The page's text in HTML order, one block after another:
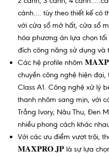
cánh…. tùy theo thiết kế có
với cửa sổ mở hất, cửa sổ
hóa phương án lựa chọn
đích công năng sử dụng và
Các hệ profile nhôm
chuyền công nghệ hiện đại,
Class A1. Công nghệ xử lý
thanh nhôm sang mịn, với
Trắng Ivory, Nâu Thu, Đen
nhiều phong cách khác
Với các ưu điểm vượt trội,
𝐌𝐀𝐗𝐏𝐑𝐎.𝐉𝐏 là sự lựa chọn